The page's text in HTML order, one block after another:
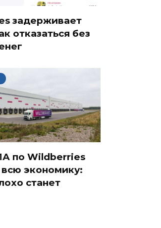
задерживает
отказаться без
по Wildberries
всю экономику:
станет